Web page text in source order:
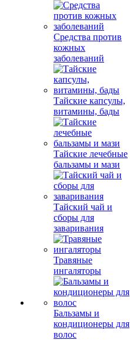
Средства против
кожных
заболеваний
Тайские капсулы,
витамины, бады
Тайские лечебные
бальзамы и мази
Тайский чай и
сборы для
заваривания
Травяные
ингаляторы
Бальзамы и
кондиционеры для
волос